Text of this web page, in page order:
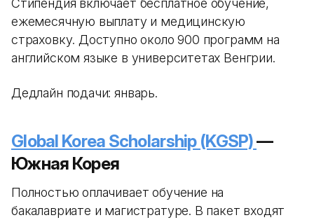
Стипендия включает бесплатное обучение,
ежемесячную выплату и медицинскую
страховку. Доступно около 900 программ на
английском языке в университетах Венгрии.
Дедлайн подачи: январь.
Global Korea Scholarship (KGSP)—
Южная Корея
Полностью оплачивает обучение на
бакалавриате и магистратуре. В пакет входят